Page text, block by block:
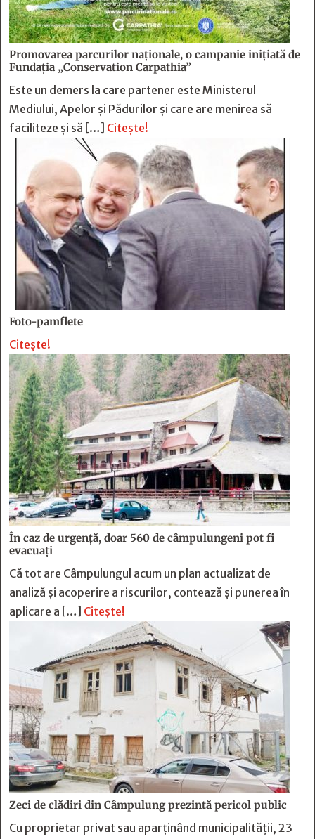
Promovarea parcurilor naționale, o campanie inițiată de
Fundația „Conservation Carpathia”
Este un demers la care partener este Ministerul
Mediului, Apelor și Pădurilor și care are menirea să
faciliteze și să […] Citește!
Foto-pamflete
Citește!
În caz de urgență, doar 560 de câmpulungeni pot fi
evacuați
Că tot are Câmpulungul acum un plan actualizat de
analiză și acoperire a riscurilor, contează și punerea în
aplicare a […] Citește!
Zeci de clădiri din Câmpulung prezintă pericol public
Cu proprietar privat sau aparținând municipalității, 23